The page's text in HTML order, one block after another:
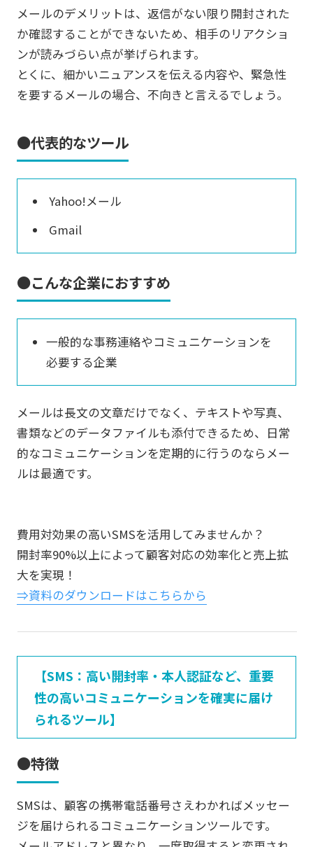
メールのデメリットは、返信がない限り開封された
か確認することができないため、相手のリアクショ
ンが読みづらい点が挙げられます。
とくに、細かいニュアンスを伝える内容や、緊急性
を要するメールの場合、不向きと言えるでしょう。
●代表的なツール
Yahoo!メール
Gmail
●こんな企業におすすめ
一般的な事務連絡やコミュニケーションを
必要する企業
メールは長文の文章だけでなく、テキストや写真、
書類などのデータファイルも添付できるため、日常
的なコミュニケーションを定期的に行うのならメー
ルは最適です。
費用対効果の高いSMSを活用してみませんか？
開封率90%以上によって顧客対応の効率化と売上拡
大を実現！
⇒資料のダウンロードはこちらから
【SMS：高い開封率・本人認証など、重要
性の高いコミュニケーションを確実に届け
られるツール】
●特徴
SMSは、顧客の携帯電話番号さえわかればメッセー
ジを届けられるコミュニケーションツールです。